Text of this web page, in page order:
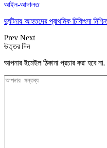
আইন-আদালত
দুর্ঘটনায় আহতদের প্রাথমিক চিকিৎসা
Prev Next
উত্তর দিন
আপনার ইমেইল ঠিকানা প্রচার করা হবে না.